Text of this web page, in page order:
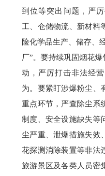
到位等突出问题，严
工、仓储物流、新材料
险化学品生产、储存、
厂”。要持续巩固烟花
动，严厉打击非法经
为。要紧盯涉爆粉尘、
重点环节，严查除尘系
制度、安全设施缺失等
尘严重、泄爆措施失效
花探测消除装置等非法
旅游景区及各类人员密